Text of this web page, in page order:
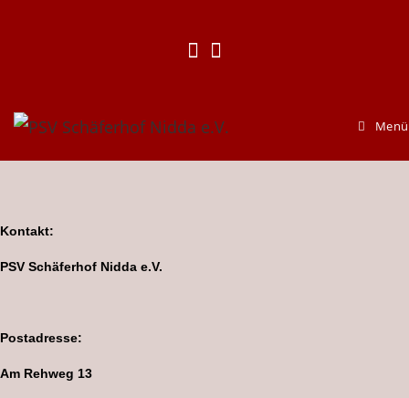
Menü
Kontakt:
PSV Schäferhof Nidda e.V.
Postadresse:
Am Rehweg 13